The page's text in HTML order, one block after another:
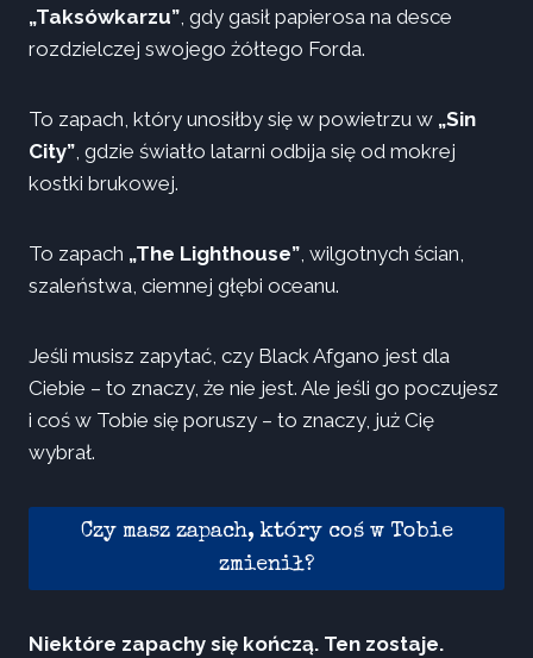
„Taksówkarzu” , gdy gasił papierosa na desce
rozdzielczej swojego żółtego Forda.
To zapach, który unosiłby się w powietrzu w „Sin
City” , gdzie światło latarni odbija się od mokrej
kostki brukowej.
To zapach „The Lighthouse” , wilgotnych ścian,
szaleństwa, ciemnej głębi oceanu.
Jeśli musisz zapytać, czy Black Afgano jest dla
Ciebie – to znaczy, że nie jest. Ale jeśli go poczujesz
i coś w Tobie się poruszy – to znaczy, już Cię
wybrał.
Czy masz zapach, który coś w Tobie
zmienił?
Niektóre zapachy się kończą. Ten zostaje.